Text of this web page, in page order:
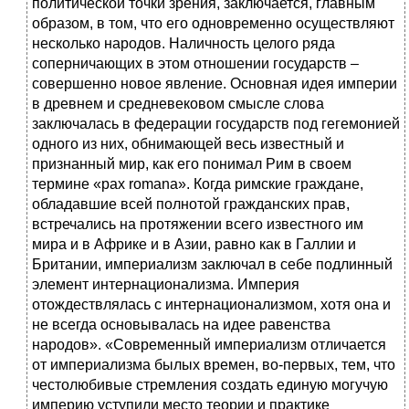
политической точки зрения, заключается, главным
образом, в том, что его одновременно осуществляют
несколько народов. Наличность целого ряда
соперничающих в этом отношении государств –
совершенно новое явление. Основная идея империи
в древнем и средневековом смысле слова
заключалась в федерации государств под гегемонией
одного из них, обнимающей весь известный и
признанный мир, как его понимал Рим в своем
термине «pax romana». Когда римские граждане,
обладавшие всей полнотой гражданских прав,
встречались на протяжении всего известного им
мира и в Африке и в Азии, равно как в Галлии и
Британии, империализм заключал в себе подлинный
элемент интернационализма. Империя
отождествлялась с интернационализмом, хотя она и
не всегда основывалась на идее равенства
народов». «Современный империализм отличается
от империализма былых времен, во-первых, тем, что
честолюбивые стремления создать единую могучую
империю уступили место теории и практике